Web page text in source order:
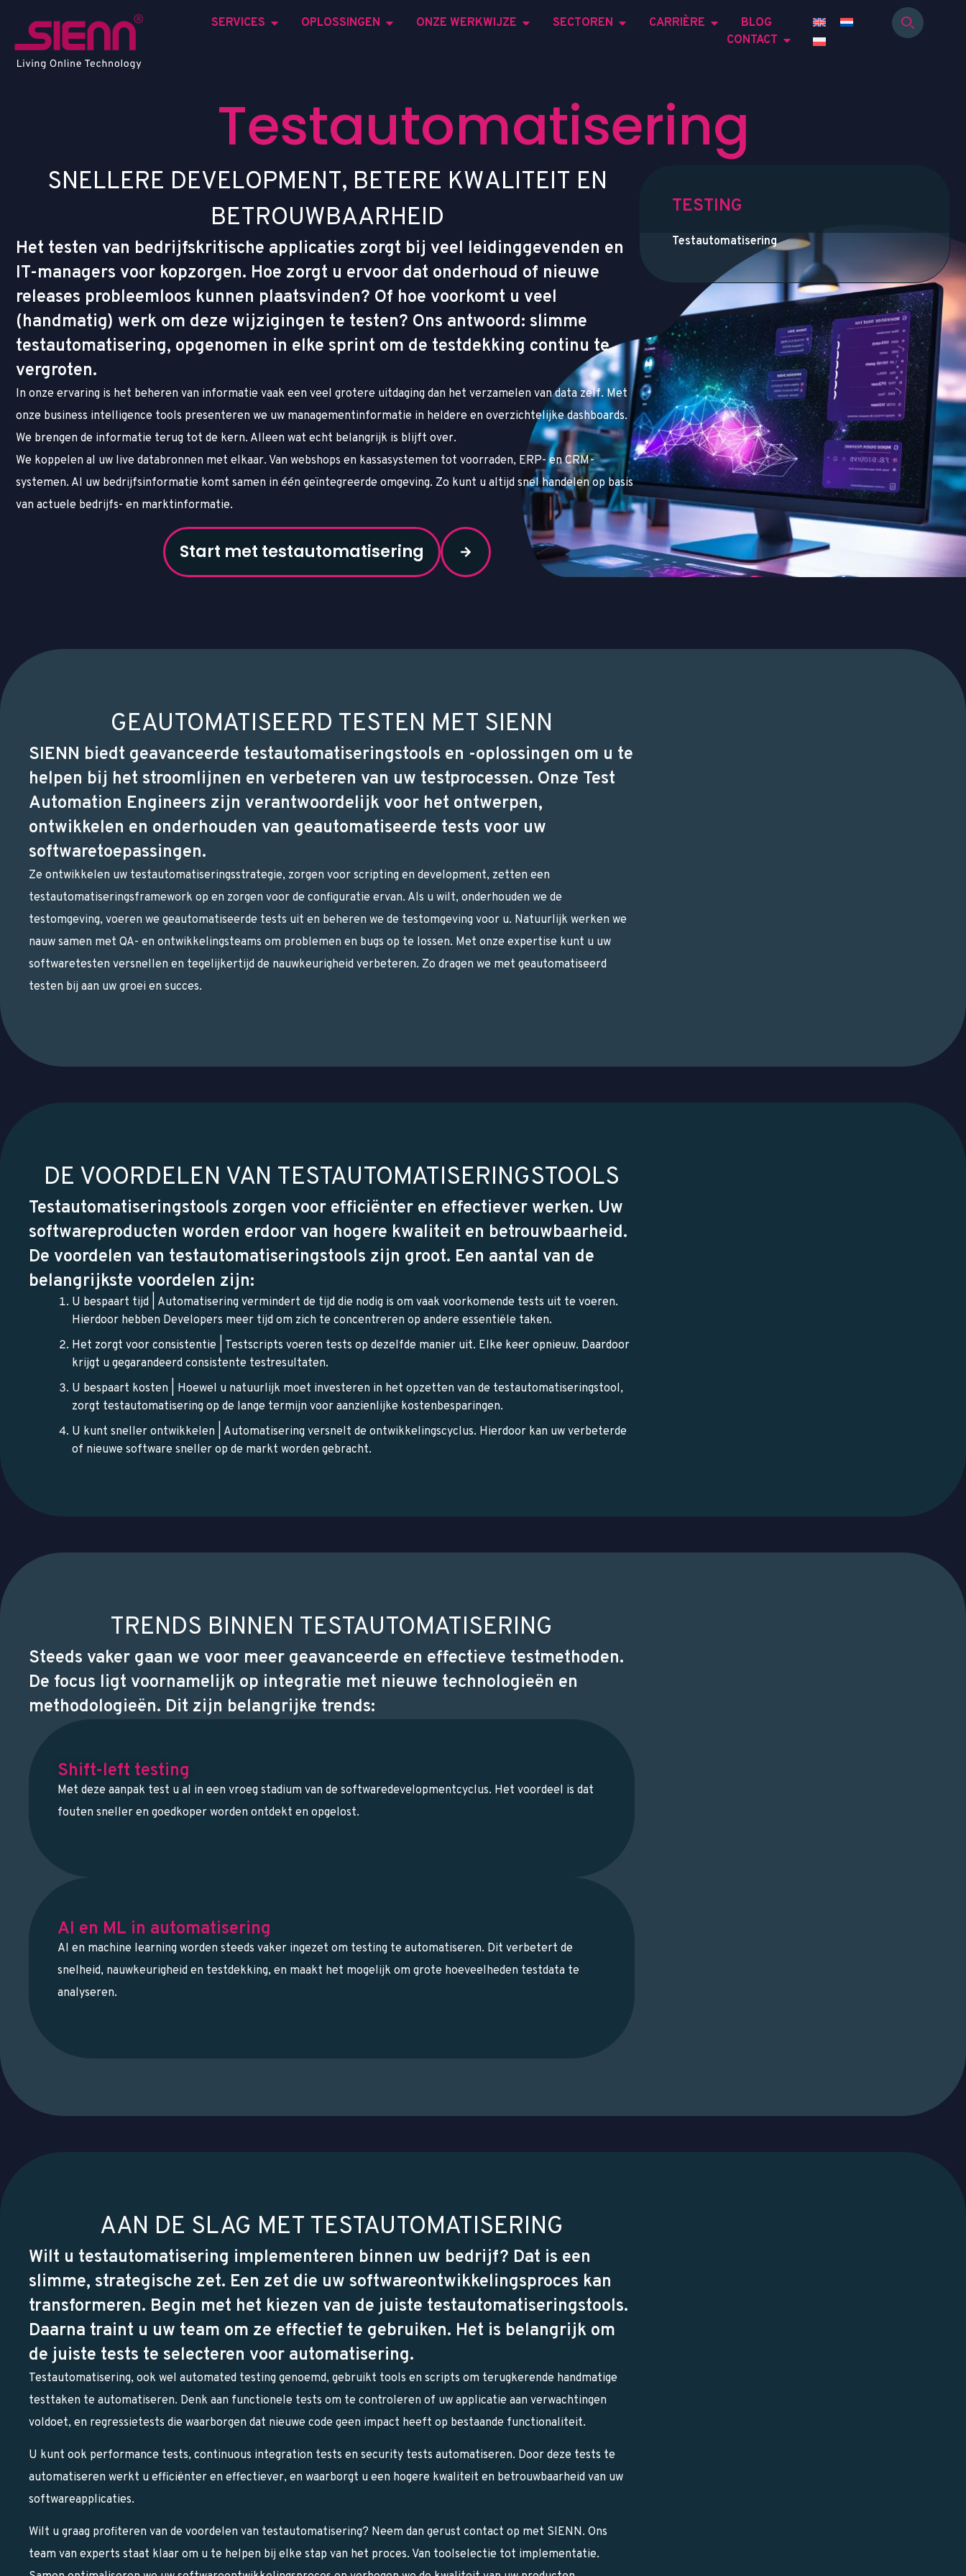
SERVICES OPLOSSINGEN ONZE WERKWIJZE SECTOREN CARRIÈRE
BLOG
CONTACT
Testautomatisering
SNELLERE DEVELOPMENT, BETERE KWALITEIT EN
BETROUWBAARHEID
Het testen van bedrijfskritische applicaties zorgt bij veel leidinggevenden en
IT-managers voor kopzorgen. Hoe zorgt u ervoor dat onderhoud of nieuwe
releases probleemloos kunnen plaatsvinden? Of hoe voorkomt u veel
(handmatig) werk om deze wijzigingen te testen? Ons antwoord: slimme
testautomatisering, opgenomen in elke sprint om de testdekking continu te
vergroten.
In onze ervaring is het beheren van informatie vaak een veel grotere uitdaging dan het verzamelen van data zelf. Met
onze business intelligence tools presenteren we uw managementinformatie in heldere en overzichtelijke dashboards.
We brengen de informatie terug tot de kern. Alleen wat echt belangrijk is blijft over.
We koppelen al uw live databronnen met elkaar. Van webshops en kassasystemen tot voorraden, ERP- en CRM-
systemen. Al uw bedrijfsinformatie komt samen in één geïntegreerde omgeving. Zo kunt u altijd snel handelen op basis
van actuele bedrijfs- en marktinformatie.
Start met testautomatisering
TESTING
Testautomatisering
GEAUTOMATISEERD TESTEN MET SIENN
SIENN biedt geavanceerde testautomatiseringstools en -oplossingen om u te
helpen bij het stroomlijnen en verbeteren van uw testprocessen. Onze Test
Automation Engineers zijn verantwoordelijk voor het ontwerpen,
ontwikkelen en onderhouden van geautomatiseerde tests voor uw
softwaretoepassingen.
Ze ontwikkelen uw testautomatiseringsstrategie, zorgen voor scripting en development, zetten een
testautomatiseringsframework op en zorgen voor de configuratie ervan. Als u wilt, onderhouden we de
testomgeving, voeren we geautomatiseerde tests uit en beheren we de testomgeving voor u. Natuurlijk werken we
nauw samen met QA- en ontwikkelingsteams om problemen en bugs op te lossen. Met onze expertise kunt u uw
softwaretesten versnellen en tegelijkertijd de nauwkeurigheid verbeteren. Zo dragen we met geautomatiseerd
testen bij aan uw groei en succes.
DE VOORDELEN VAN TESTAUTOMATISERINGSTOOLS
Testautomatiseringstools zorgen voor efficiënter en effectiever werken. Uw
softwareproducten worden erdoor van hogere kwaliteit en betrouwbaarheid.
De voordelen van testautomatiseringstools zijn groot. Een aantal van de
belangrijkste voordelen zijn:
U bespaart tijd | Automatisering vermindert de tijd die nodig is om vaak voorkomende tests uit te voeren.
Hierdoor hebben Developers meer tijd om zich te concentreren op andere essentiële taken.
Het zorgt voor consistentie | Testscripts voeren tests op dezelfde manier uit. Elke keer opnieuw. Daardoor
krijgt u gegarandeerd consistente testresultaten.
U bespaart kosten | Hoewel u natuurlijk moet investeren in het opzetten van de testautomatiseringstool,
zorgt testautomatisering op de lange termijn voor aanzienlijke kostenbesparingen.
U kunt sneller ontwikkelen | Automatisering versnelt de ontwikkelingscyclus. Hierdoor kan uw verbeterde
of nieuwe software sneller op de markt worden gebracht.
TRENDS BINNEN TESTAUTOMATISERING
Steeds vaker gaan we voor meer geavanceerde en effectieve testmethoden.
De focus ligt voornamelijk op integratie met nieuwe technologieën en
methodologieën. Dit zijn belangrijke trends:
Shift-left testing
Met deze aanpak test u al in een vroeg stadium van de softwaredevelopmentcyclus. Het voordeel is dat
fouten sneller en goedkoper worden ontdekt en opgelost.
AI en ML in automatisering
AI en machine learning worden steeds vaker ingezet om testing te automatiseren. Dit verbetert de
snelheid, nauwkeurigheid en testdekking, en maakt het mogelijk om grote hoeveelheden testdata te
analyseren.
AAN DE SLAG MET TESTAUTOMATISERING
Wilt u testautomatisering implementeren binnen uw bedrijf? Dat is een
slimme, strategische zet. Een zet die uw softwareontwikkelingsproces kan
transformeren. Begin met het kiezen van de juiste testautomatiseringstools.
Daarna traint u uw team om ze effectief te gebruiken. Het is belangrijk om
de juiste tests te selecteren voor automatisering.
Testautomatisering, ook wel automated testing genoemd, gebruikt tools en scripts om terugkerende handmatige
testtaken te automatiseren. Denk aan functionele tests om te controleren of uw applicatie aan verwachtingen
voldoet, en regressietests die waarborgen dat nieuwe code geen impact heeft op bestaande functionaliteit.
U kunt ook performance tests, continuous integration tests en security tests automatiseren. Door deze tests te
automatiseren werkt u efficiënter en effectiever, en waarborgt u een hogere kwaliteit en betrouwbaarheid van uw
softwareapplicaties.
Wilt u graag profiteren van de voordelen van testautomatisering? Neem dan gerust contact op met SIENN. Ons
team van experts staat klaar om u te helpen bij elke stap van het proces. Van toolselectie tot implementatie.